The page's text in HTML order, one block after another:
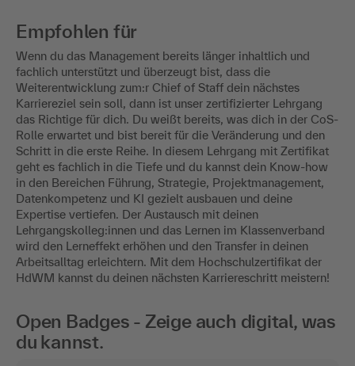
Empfohlen für
Wenn du das Management bereits länger inhaltlich und
fachlich unterstützt und überzeugt bist, dass die
Weiterentwicklung zum:r Chief of Staff dein nächstes
Karriereziel sein soll, dann ist unser zertifizierter Lehrgang
das Richtige für dich. Du weißt bereits, was dich in der CoS-
Rolle erwartet und bist bereit für die Veränderung und den
Schritt in die erste Reihe. In diesem Lehrgang mit Zertifikat
geht es fachlich in die Tiefe und du kannst dein Know-how
in den Bereichen Führung, Strategie, Projektmanagement,
Datenkompetenz und KI gezielt ausbauen und deine
Expertise vertiefen. Der Austausch mit deinen
Lehrgangskolleg:innen und das Lernen im Klassenverband
wird den Lerneffekt erhöhen und den Transfer in deinen
Arbeitsalltag erleichtern. Mit dem Hochschulzertifikat der
HdWM kannst du deinen nächsten Karriereschritt meistern!
Open Badges - Zeige auch digital, was
du kannst.